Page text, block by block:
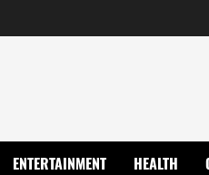
ENTERTAINMENT HEALTH